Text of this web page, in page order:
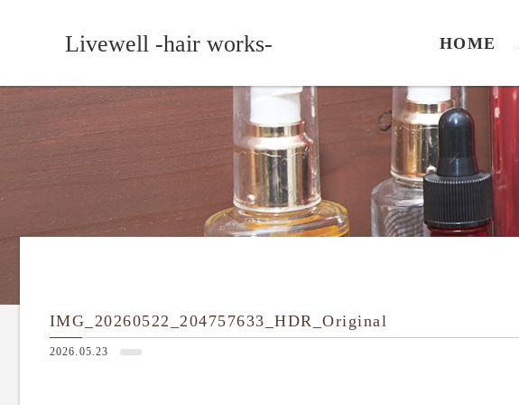
Livewell -hair works- HOME
IMG_20260522_204757633_HDR_Original
2026.05.23